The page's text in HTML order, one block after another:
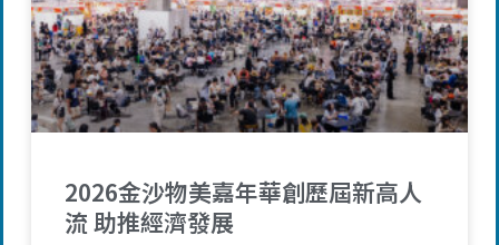
2026金沙物美嘉年華創歷屆新高人
流 助推經濟發展